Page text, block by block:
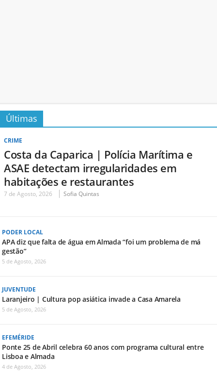
Últimas
CRIME
Costa da Caparica | Polícia Marítima e
ASAE detectam irregularidades em
habitações e restaurantes
7 de Agosto, 2026 Sofia Quintas
PODER LOCAL
APA diz que falta de água em Almada “foi um problema de má
gestão”
5 de Agosto, 2026
JUVENTUDE
Laranjeiro | Cultura pop asiática invade a Casa Amarela
5 de Agosto, 2026
EFEMÉRIDE
Ponte 25 de Abril celebra 60 anos com programa cultural entre
Lisboa e Almada
4 de Agosto, 2026